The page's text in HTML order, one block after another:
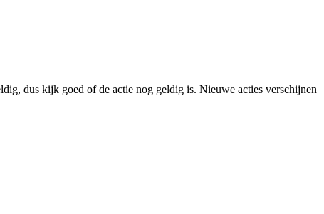
dus kijk goed of de actie nog geldig is. Nieuwe acties verschijnen